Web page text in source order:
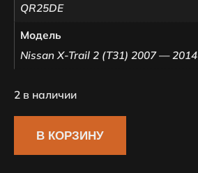
QR25DE
Модель
Nissan X-Trail 2 (T31) 2007 — 2014
2 в наличии
В КОРЗИНУ